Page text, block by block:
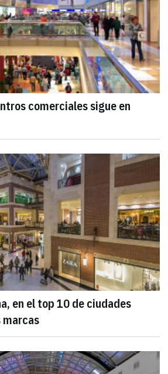
comerciales sigue en
en el top 10 de ciudades